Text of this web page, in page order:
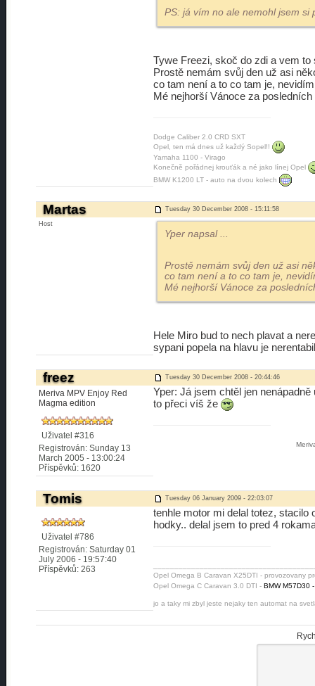
PS: já vím no ale nemohl jsem si
Tywe Freezi, skoč do zdi a vem
Prostě nemám svůj den už asi
co tam není a to co tam je,
Mé nejhorší Vánoce za
Dodge Caliber 2.0 CRD SXT
Opel, ten má dnes už každý Sopel!!
Yamaha 1100 - Virago
Konečně pořádnej krouťák a né jako línej Opel
BMW K1200 LT - auto na dvou kolech
Martas Tuesday 30 December 2008 - 15:11:58
Host
Yper napsal...
Prostě nemám svůj den už asi
co tam není a to co tam je,
Mé nejhorší Vánoce za
Hele Miro bud to nech plavat a
sypani popela na hlavu je
freez Tuesday 30 December 2008 - 20:44:46
Meriva MPV Enjoy Red
Magma edition
Uživatel #316
Registrován: Sunday 13
March 2005 - 13:00:24
Příspěvků: 1620
Yper: Já jsem chtěl jen
to přeci víš že
Tomis Tuesday 06 January 2009 - 22:03:07
Uživatel #786
Registrován: Saturday 01
July 2006 - 19:57:40
Příspěvků: 263
tenhle motor mi delal totez,
hodky.. delal jsem to pred 4
Opel Omega B Caravan X25DTI - provozovany
Opel Omega C Caravan 3.0 DTI - BMW M57D30
jo a taky mi zbyl jeste nejaky ten automat na